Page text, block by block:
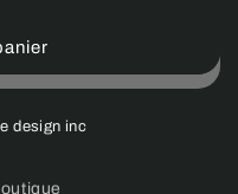
design inc